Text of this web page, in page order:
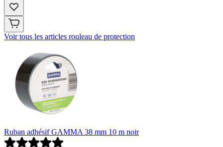
Voir tous les articles rouleau de protection
Ruban adhésif GAMMA 38 mm 10 m noir